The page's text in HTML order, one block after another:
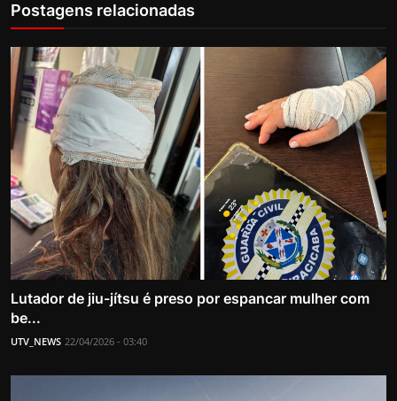
Postagens relacionadas
Lutador de jiu-jítsu é preso por espancar mulher com
be...
UTV_NEWS 22/04/2026 - 03:40